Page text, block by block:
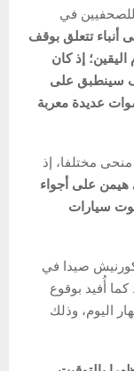
في
أنباء تتعلق بوقف
إذ كان
سينطبق على
عديدة معربة
مختلفا، إذ
على أجواء
سيارات
صيدا في
أُفيد بوقوع
اليوم، وذلك